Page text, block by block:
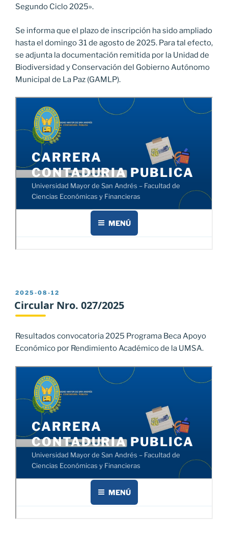
Segundo Ciclo 2025».
Se informa que el plazo de inscripción ha sido ampliado
hasta el domingo 31 de agosto de 2025. Para tal efecto,
se adjunta la documentación remitida por la Unidad de
Biodiversidad y Conservación del Gobierno Autónomo
Municipal de La Paz (GAMLP).
PUBLICADO
EL
2025-08-12
Circular Nro. 027/2025
Resultados convocatoria 2025 Programa Beca Apoyo
Económico por Rendimiento Académico de la UMSA.